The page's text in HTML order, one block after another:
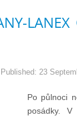
Published: 23
Po půlnoci
posádky.